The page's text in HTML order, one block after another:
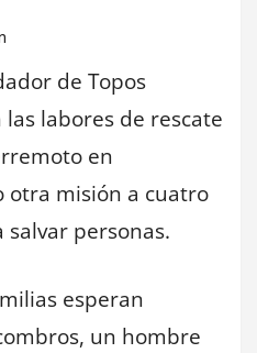
de Topos
labores de rescate
en
otra misión a cuatro
salvar personas.
esperan
un hombre